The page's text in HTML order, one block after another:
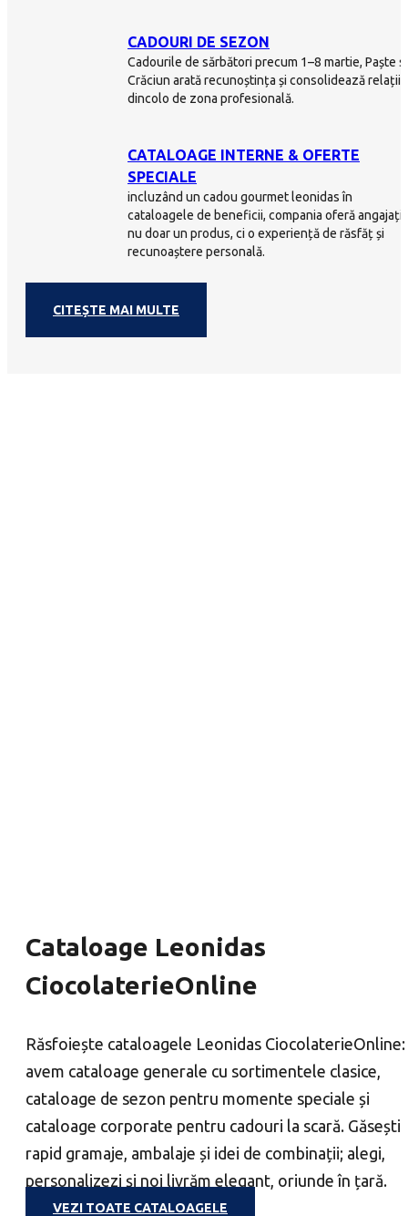
CADOURI DE SEZON
Cadourile de sărbători precum 1–8 martie, Paște
Crăciun arată recunoștința și consolidează
dincolo de zona profesională.
CATALOAGE INTERNE & OFERTE
SPECIALE
incluzând un cadou gourmet leonidas în
cataloagele de beneficii, compania oferă
nu doar un produs, ci o experiență de răsfăț și
recunoaștere personală.
CITEȘTE MAI MULTE
Cataloage Leonidas
CiocolaterieOnline
Răsfoiește cataloagele Leonidas CiocolaterieOnline:
avem cataloage generale cu sortimentele clasice,
cataloage de sezon pentru momente speciale și
cataloage corporate pentru cadouri la scară. Găsești
rapid gramaje, ambalaje și idei de combinații; alegi,
personalizezi și noi livrăm elegant, oriunde în țară.
VEZI TOATE CATALOAGELE